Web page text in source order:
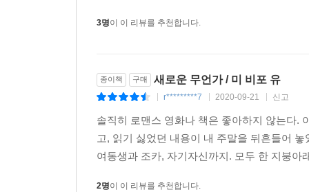
이 책을 다 읽었을 때, 난 서평을 쓰고 싶지 않았다.
_「뉴욕타임스」
정말 사랑스러운 소설이다. 마음을 사로잡는다.
3명이 이 리뷰를 추천합니다.
종이책 구매 새로운 무언가 / 미 비포 유
r*********7 2020-09-21 신고
솔직히 로맨스 영화나 책은 좋아하지 않는다.
고, 읽기 싫었던 내용이 내 주말을 뒤흔들어
여동생과 조카, 자기자신까지. 모두 한 지붕
2명이 이 리뷰를 추천합니다.